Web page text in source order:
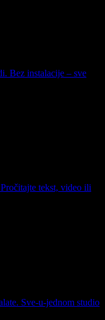
Bez instalacije – sve
tekst, video ili
Sve-u-jednom studio